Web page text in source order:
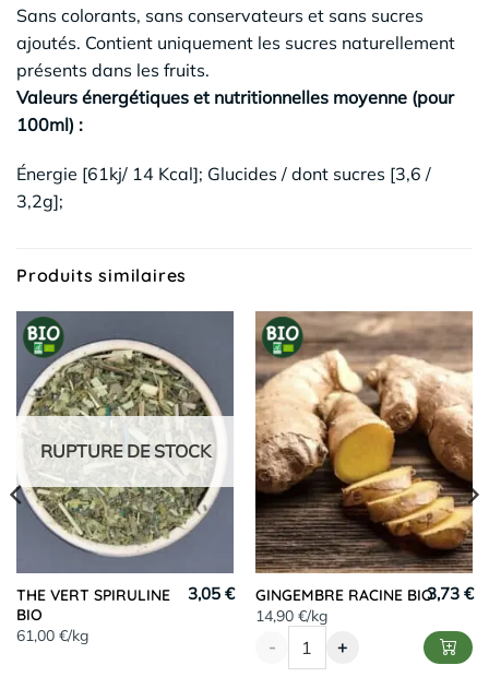
Sans colorants, sans conservateurs et sans sucres
ajoutés. Contient uniquement les sucres naturellement
présents dans les fruits.
Valeurs énergétiques et nutritionnelles moyenne (pour
100ml) :
Énergie [61kj/ 14 Kcal]; Glucides / dont sucres [3,6 /
3,2g];
Produits similaires
RUPTURE DE STOCK
THE VERT SPIRULINE
BIO
61,00 €/kg
3,05 €
GINGEMBRE RACINE BIO
14,90 €/kg
3,73 €
- +